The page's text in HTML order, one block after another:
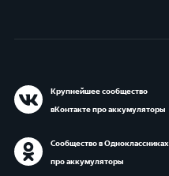
Крупнейшее сообщество
вКонтакте про аккумуляторы
Сообщество в Одноклассниках
про аккумуляторы